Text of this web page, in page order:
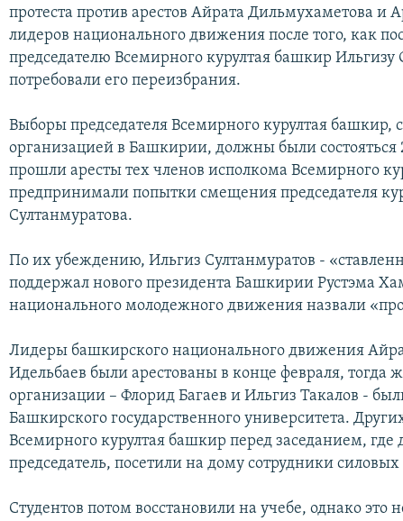
протеста против арестов Айрата Дильмухаметова и
лидеров национального движения после того, как
председателю Всемирного курултая башкир Ильгизу
потребовали его переизбрания.
Выборы председателя Всемирного курултая башкир,
организацией в Башкирии, должны были состояться
прошли аресты тех членов исполкома Всемирного
предпринимали попытки смещения председателя
Султанмуратова.
По их убеждению, Ильгиз Султанмуратов -
поддержал нового президента Башкирии Рустэма
национального молодежного движения назвали
Лидеры башкирского национального движения
Идельбаев были арестованы в конце февраля, тогда
организации – Флорид Багаев и Ильгиз Такалов -
Башкирского государственного университета.
Всемирного курултая башкир перед заседанием,
председатель, посетили на дому сотрудники силовых
Студентов потом восстановили на учебе, однако это